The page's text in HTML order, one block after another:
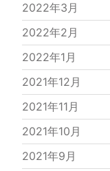
2022年3月
2022年2月
2022年1月
2021年12月
2021年11月
2021年10月
2021年9月